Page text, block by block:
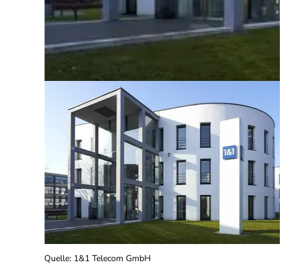
Quelle: 1&1 Telecom GmbH